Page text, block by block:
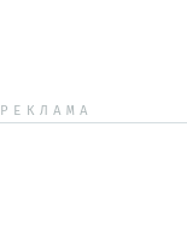
РЕКЛАМА